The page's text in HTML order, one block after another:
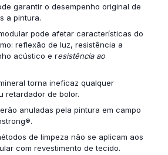
garantir o desempenho original de
a pintura.
pode afetar características do
reflexão de luz, resistência a
acústico e resistência ao
torna ineficaz qualquer
retardador de bolor.
anuladas pela pintura em campo
de limpeza não se aplicam aos
com revestimento de tecido.